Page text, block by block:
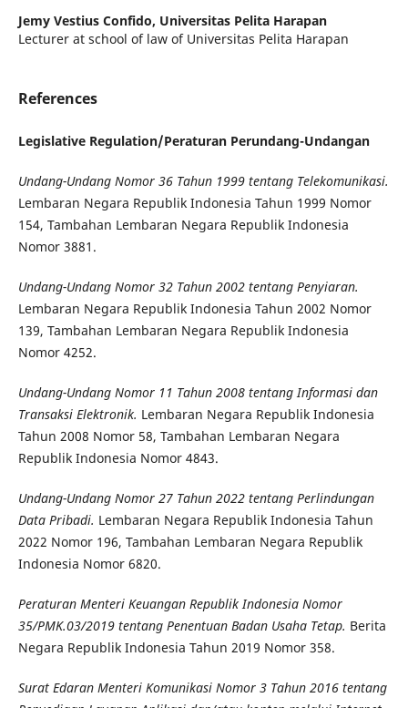
Jemy Vestius Confido, Universitas Pelita Harapan
Lecturer at school of law of Universitas Pelita Harapan
References
Legislative Regulation/Peraturan Perundang-Undangan
Undang-Undang Nomor 36 Tahun 1999 tentang Telekomunikasi.
Lembaran Negara Republik Indonesia Tahun 1999 Nomor
154, Tambahan Lembaran Negara Republik Indonesia
Nomor 3881.
Undang-Undang Nomor 32 Tahun 2002 tentang Penyiaran.
Lembaran Negara Republik Indonesia Tahun 2002 Nomor
139, Tambahan Lembaran Negara Republik Indonesia
Nomor 4252.
Undang-Undang Nomor 11 Tahun 2008 tentang Informasi dan
Transaksi Elektronik. Lembaran Negara Republik Indonesia
Tahun 2008 Nomor 58, Tambahan Lembaran Negara
Republik Indonesia Nomor 4843.
Undang-Undang Nomor 27 Tahun 2022 tentang Perlindungan
Data Pribadi. Lembaran Negara Republik Indonesia Tahun
2022 Nomor 196, Tambahan Lembaran Negara Republik
Indonesia Nomor 6820.
Peraturan Menteri Keuangan Republik Indonesia Nomor
35/PMK.03/2019 tentang Penentuan Badan Usaha Tetap. Berita
Negara Republik Indonesia Tahun 2019 Nomor 358.
Surat Edaran Menteri Komunikasi Nomor 3 Tahun 2016 tentang